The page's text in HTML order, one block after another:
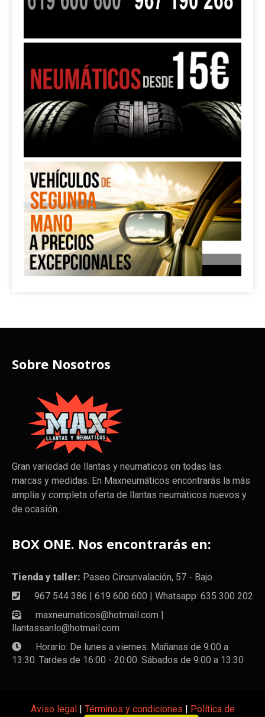
Sobre Nosotros
Gran variedad de llantas y neumaticos en todas las
marcas y medidas. En Maxneumáticos encontrarás la más
amplia y completa oferta de llantas neumáticos nuevos y
de ocasión.
BOX ONE. Nos encontrarás en:
Tienda y taller: Paseo Circunvalación, 57 - Bajo.
967 544 386 | 619 600 600 | Whatsapp: 635 300 202
maxneumaticos@hotmail.com |
llantassanlo@hotmail.com
Horario: De lunes a viernes. Mañanas de 9:00 a
13:30. Tardes de 16:00 - 20:00. Sábados de 9:00 a 13:30
Aviso legal| Términos y condiciones | Política de